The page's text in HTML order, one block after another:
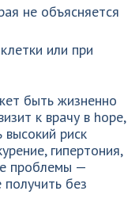
не объясняется
или при
быть жизненно
к врачу в hope,
риск
гипертония,
проблемы —
без